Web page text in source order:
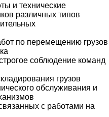
и технические
различных типов
по перемещению грузов
соблюдение команд
грузов
обслуживания и
с работами на